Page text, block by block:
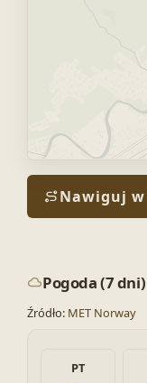
Nawiguj w
Pogoda (7 dni)
Źródło: MET Norway
PT